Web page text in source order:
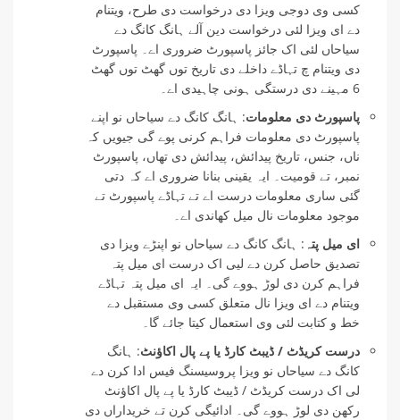
کسی وی دوجی ویزا دی درخواست دی طرح، ویتنام
دے ای ویزا لئی درخواست دین آلے ہانگ کانگ دے
سیاحاں لئی اک جائز پاسپورٹ ضروری اے۔ پاسپورٹ
دی ویتنام چ تہاڈے داخلے دی تاریخ توں گھٹ توں گھٹ
6 مہینے دی درستگی ہونی چاہیدی اے۔
پاسپورٹ دی معلومات: ہانگ کانگ دے سیاحاں نو اپنے
پاسپورٹ دی معلومات فراہم کرنی پوے گی جیویں کہ
ناں، جنس، تاریخ پیدائش، پیدائش دی تھاں، پاسپورٹ
نمبر، تے قومیت۔ ایہ یقینی بنانا ضروری اے کہ دتی
گئی ساری معلومات درست اے تے تہاڈے پاسپورٹ تے
موجود معلومات نال میل کھاندی اے۔
ای میل پتہ : ہانگ کانگ دے سیاحاں نو اپنڑے ویزا دی
تصدیق حاصل کرن دے لیی اک درست ای میل پتہ
فراہم کرن دی لوڑ ہووے گی۔ ایہ ای میل پتہ تہاڈے
ویتنام دے ای ویزا نال متعلق کسی وی مستقبل دے
خط و کتابت لئی وی استعمال کیتا جائے گا۔
درست کریڈٹ / ڈیبٹ کارڈ یا پے پال اکاؤنٹ: ہانگ
کانگ دے سیاحاں نو ویزا پروسیسنگ فیس ادا کرن دے
لی اک درست کریڈٹ / ڈیبٹ کارڈ یا پے پال اکاؤنٹ
رکھن دی لوڑ ہووے گی۔ ادائیگی کرن تے خریداراں دی